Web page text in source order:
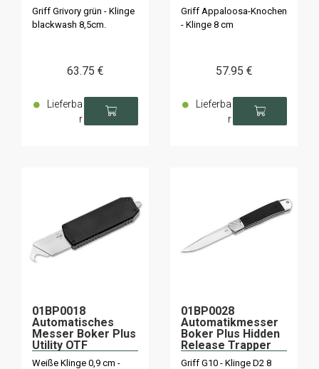
Griff Grivory grün - Klinge
blackwash 8,5cm.
63.75 €
Lieferba
r
Griff Appaloosa-Knochen
- Klinge 8 cm
57.95 €
Lieferba
r
01BP0018
Automatisches
Messer Boker Plus
Utility OTF
Weiße Klinge 0,9 cm -
01BP0028
Automatikmesser
Boker Plus Hidden
Release Trapper
G10
Griff G10 - Klinge D2 8